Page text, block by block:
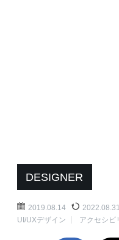
DESIGNER
2019.08.14
2022.08.31
UI/UXデザイン
アクセシビ